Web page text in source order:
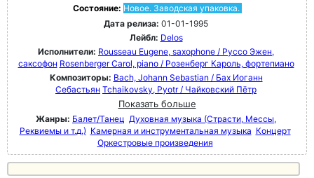
Состояние: Новое. Заводская упаковка.
Дата релиза: 01-01-1995
Лейбл: Delos
Исполнители: Rousseau Eugene, saxophone / Руссо Эжен,
саксофон Rosenberger Carol, piano / Розенберг Кароль, фортепиано
Композиторы: Bach, Johann Sebastian / Бах Иоганн
Себастьян Tchaikovsky, Pyotr / Чайковский Пётр
Показать больше
Жанры: Балет/Танец Духовная музыка (Страсти, Мессы,
Реквиемы и т.д.) Камерная и инструментальная музыка Концерт
Оркестровые произведения